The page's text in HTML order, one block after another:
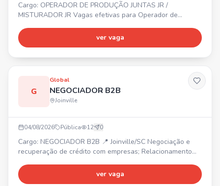
Cargo: OPERADOR DE PRODUÇÃO JUNTAS JR /
MISTURADOR JR Vagas efetivas para Operador de
Aventureiro – Joinville. ✔ Não é necessário ter
experiência. ✔ Ensino fundamental completo. Início
ver vaga
G
Global
NEGOCIADOR B2B
Joinville
04/08/2026 Pública 12 0
Cargo: NEGOCIADOR B2B 📍 Joinville/SC Negociação e
recuperação de crédito com empresas; Relacionamento
de Telemarketing B2B (Araquari/SC), Estagiário de
Marketing (Joinville/SC), Back Office (Joinville/SC),
ver vaga